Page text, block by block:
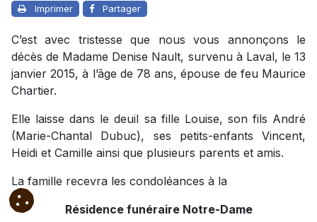
Imprimer Partager
C’est avec tristesse que nous vous annonçons le
décès de Madame Denise Nault, survenu à Laval, le 13
janvier 2015, à l’âge de 78 ans, épouse de feu Maurice
Chartier.
Elle laisse dans le deuil sa fille Louise, son fils André
(Marie-Chantal Dubuc), ses petits-enfants Vincent,
Heidi et Camille ainsi que plusieurs parents et amis.
La famille recevra les condoléances à la
Résidence funéraire Notre-Dame